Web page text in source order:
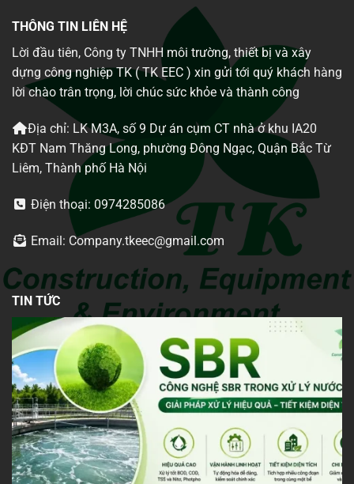
THÔNG TIN LIÊN HỆ
Lời đầu tiên, Công ty TNHH môi trường, thiết bị và xây
dựng công nghiệp TK ( TK EEC ) xin gửi tới quý khách hàng
lời chào trân trọng, lời chúc sức khỏe và thành công
Địa chỉ: LK M3A, số 9 Dự án cụm CT nhà ở khu IA20
KĐT Nam Thăng Long, phường Đông Ngạc, Quận Bắc Từ
Liêm, Thành phố Hà Nội
Điện thoại: 0974285086
Email: Company.tkeec@gmail.com
TIN TỨC